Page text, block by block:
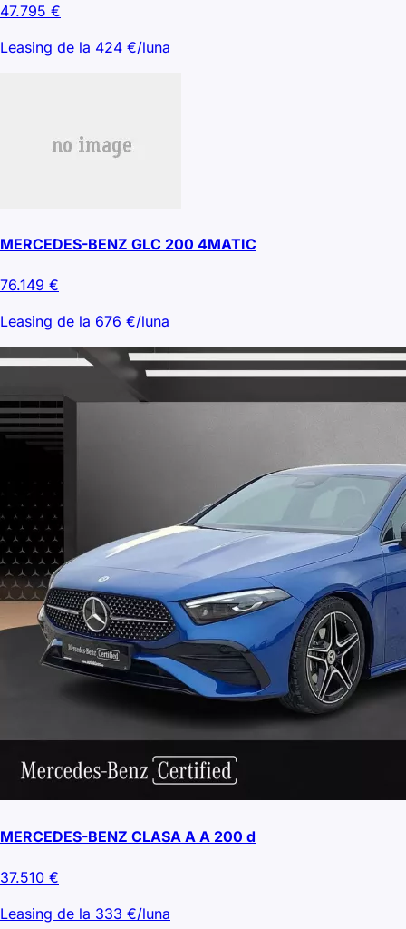
47.795 €
Leasing de la 424 €/luna
MERCEDES-BENZ GLC 200 4MATIC
76.149 €
Leasing de la 676 €/luna
MERCEDES-BENZ CLASA A A 200 d
37.510 €
Leasing de la 333 €/luna